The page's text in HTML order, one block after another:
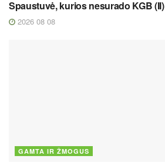
Spaustuvė, kurios nesurado KGB (II)
2026 08 08
GAMTA IR ŽMOGUS